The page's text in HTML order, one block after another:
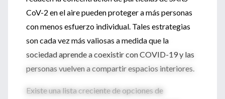
CoV-2 en el aire pueden proteger a más personas
con menos esfuerzo individual. Tales estrategias
son cada vez más valiosas a medida que la
sociedad aprende a coexistir con COVID-19 y las
personas vuelven a compartir espacios interiores.
Existe una lista creciente de opciones de